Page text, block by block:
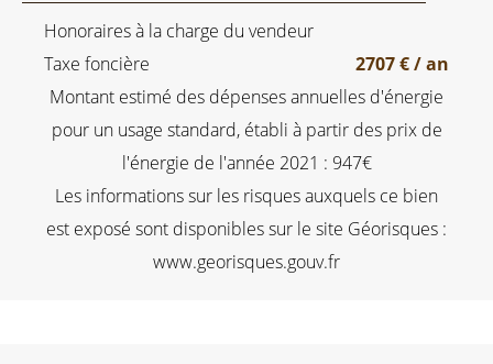
Honoraires à la charge du vendeur
Taxe foncière
2707 € / an
Montant estimé des dépenses annuelles d'énergie
pour un usage standard, établi à partir des prix de
l'énergie de l'année 2021 : 947€
Les informations sur les risques auxquels ce bien
est exposé sont disponibles sur le site Géorisques :
www.georisques.gouv.fr